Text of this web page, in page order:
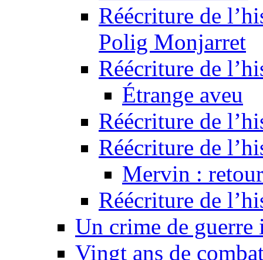
Réécriture de
Polig Monjarret
Réécriture de
Étrange aveu
Réécriture de
Réécriture de
Mervin :
Réécriture de
Un crime de guerre
Vingt ans de